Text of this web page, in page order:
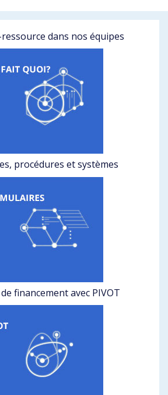
dans nos équipes
procédures et systèmes
financement avec PIVOT